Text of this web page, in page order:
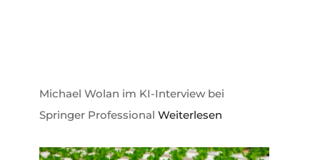
Michael Wolan im KI-Interview bei
Springer Professional Weiterlesen